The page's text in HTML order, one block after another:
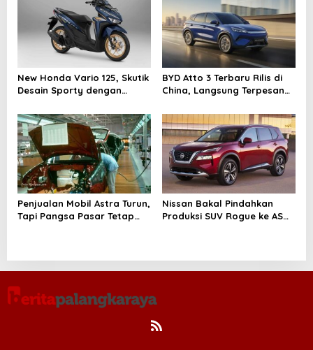
New Honda Vario 125, Skutik
Desain Sporty dengan
Bertenaga
BYD Atto 3 Terbaru Rilis di
China, Langsung Terpesan
Penjualan Mobil Astra Turun,
Tapi Pangsa Pasar Tetap
Nissan Bakal Pindahkan
Produksi SUV Rogue ke AS